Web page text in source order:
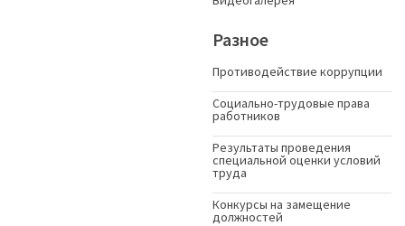
Разное
Противодействие коррупции
Социально-трудовые права
работников
Результаты проведения
специальной оценки условий
труда
Конкурсы на замещение
должностей